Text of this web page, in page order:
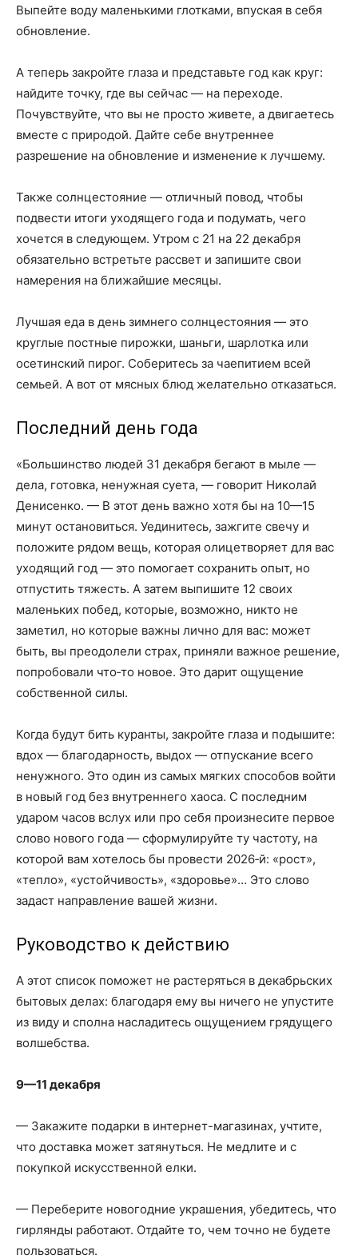
Выпейте воду маленькими глотками, впуская в себя
обновление.
А теперь закройте глаза и представьте год как круг:
найдите точку, где вы сейчас — на переходе.
Почувствуйте, что вы не просто живете, а двигаетесь
вместе с природой. Дайте себе внутреннее
разрешение на обновление и изменение к лучшему.
Также солнцестояние — отличный повод, чтобы
подвести итоги уходящего года и подумать, чего
хочется в следующем. Утром с 21 на 22 декабря
обязательно встретьте рассвет и запишите свои
намерения на ближайшие месяцы.
Лучшая еда в день зимнего солнцестояния — это
круглые постные пирожки, шаньги, шарлотка или
осетинский пирог. Соберитесь за чаепитием всей
семьей. А вот от мясных блюд желательно отказаться.
Последний день года
«Большинство людей 31 декабря бегают в мыле —
дела, готовка, ненужная суета, — говорит Николай
Денисенко. — В этот день важно хотя бы на 10—15
минут остановиться. Уединитесь, зажгите свечу и
положите рядом вещь, которая олицетворяет для вас
уходящий год — это помогает сохранить опыт, но
отпустить тяжесть. А затем выпишите 12 своих
маленьких побед, которые, возможно, никто не
заметил, но которые важны лично для вас: может
быть, вы преодолели страх, приняли важное решение,
попробовали что‑то новое. Это дарит ощущение
собственной силы.
Когда будут бить куранты, закройте глаза и подышите:
вдох — благодарность, выдох — отпускание всего
ненужного. Это один из самых мягких способов войти
в новый год без внутреннего хаоса. С последним
ударом часов вслух или про себя произнесите первое
слово нового года — сформулируйте ту частоту, на
которой вам хотелось бы провести 2026‑й: «рост»,
«тепло», «устойчивость», «здоровье»… Это слово
задаст направление вашей жизни.
Руководство к действию
А этот список поможет не растеряться в декабрьских
бытовых делах: благодаря ему вы ничего не упустите
из виду и сполна насладитесь ощущением грядущего
волшебства.
9—11 декабря
— Закажите подарки в интернет-магазинах, учтите,
что доставка может затянуться. Не медлите и с
покупкой искусственной елки.
— Переберите новогодние украшения, убедитесь, что
гирлянды работают. Отдайте то, чем точно не будете
пользоваться.